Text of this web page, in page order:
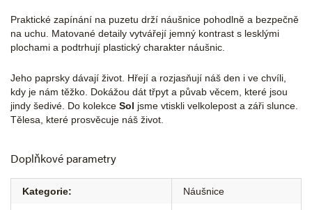
Praktické zapínání na puzetu drží náušnice pohodlně a bezpečně
na uchu. Matované detaily vytvářejí jemný kontrast s lesklými
plochami a podtrhují plastický charakter náušnic.
Jeho paprsky dávají život. Hřejí a rozjasňují náš den i ve chvíli,
kdy je nám těžko. Dokážou dát třpyt a půvab věcem, které jsou
jindy šedivé. Do kolekce Sol jsme vtiskli velkolepost a záři slunce.
Tělesa, které prosvěcuje náš život.
Doplňkové parametry
Kategorie: Náušnice